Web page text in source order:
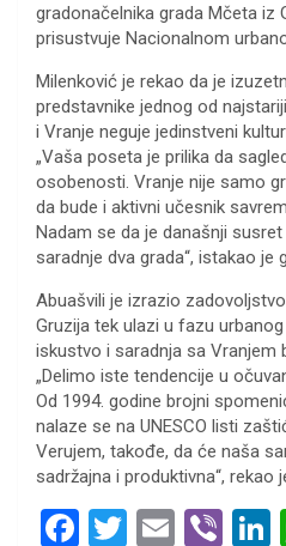
gradonačelnika grada Mčeta iz
prisustvuje Nacionalnom
Milenković je rekao da je
predstavnike jednog od
i Vranje neguje jedinstveni
„Vaša poseta je prilika da
osobenosti. Vranje nije samo
da bude i aktivni učesnik
Nadam se da je današnji
saradnje dva grada“, istakao je
Abuašvili je izrazio
Gruzija tek ulazi u fazu
iskustvo i saradnja sa Vranjem
„Delimo iste tendencije u
Od 1994. godine brojni
nalaze se na UNESCO listi
Verujem, takođe, da će naša
sadržajna i produktivna“, rekao
F
T
E
Vi